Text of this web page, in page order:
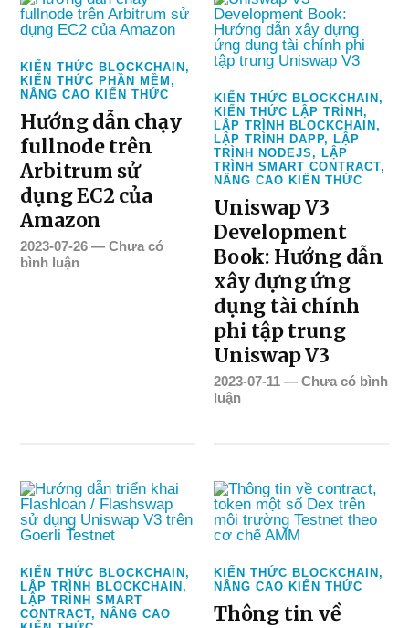
KIẾN THỨC BLOCKCHAIN,
KIẾN THỨC PHẦN MỀM,
NÂNG CAO KIẾN THỨC
Hướng dẫn chạy
fullnode trên
Arbitrum sử
dụng EC2 của
Amazon
2023-07-26 —Chưa có
bình luận
KIẾN THỨC BLOCKCHAIN,
KIẾN THỨC LẬP TRÌNH,
LẬP TRÌNH BLOCKCHAIN,
LẬP TRÌNH DAPP,LẬP
TRÌNH NODEJS,LẬP
TRÌNH SMART CONTRACT,
NÂNG CAO KIẾN THỨC
Uniswap V3
Development
Book: Hướng dẫn
xây dựng ứng
dụng tài chính
phi tập trung
Uniswap V3
2023-07-11 —Chưa có bình
luận
KIẾN THỨC BLOCKCHAIN,
LẬP TRÌNH BLOCKCHAIN,
LẬP TRÌNH SMART
CONTRACT,NÂNG CAO
KIẾN THỨC BLOCKCHAIN,
NÂNG CAO KIẾN THỨC
Thông tin về